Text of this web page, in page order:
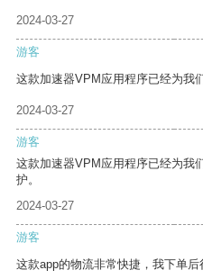
2024-03-27
游客
这款加速器VPM应用程序已经为我
2024-03-27
游客
这款加速器VPM应用程序已经为我
护。
2024-03-27
游客
这款app的物流非常快捷，我下单后